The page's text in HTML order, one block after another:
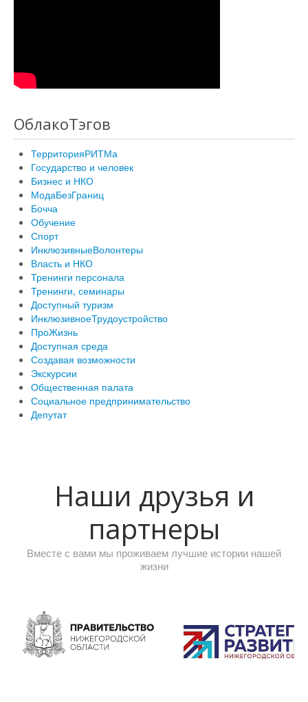
ОблакоТэгов
ТерриторияРИТМа
Государство и человек
Бизнес и НКО
МодаБезГраниц
Бочча
Обучение
Спорт
ИнклюзивныеВолонтеры
Власть и НКО
Тренинги персонала
Тренинги, семинары
Доступный туризм
ИнклюзивноеТрудоустройство
ПроЖизнь
Доступная среда
Создавая возможности
Экскурсии
Общественная палата
Социальное предпринимательство
Депутат
Наши друзья и
партнеры
Вместе с вами мы проживаем лучшие истории нашей
жизни